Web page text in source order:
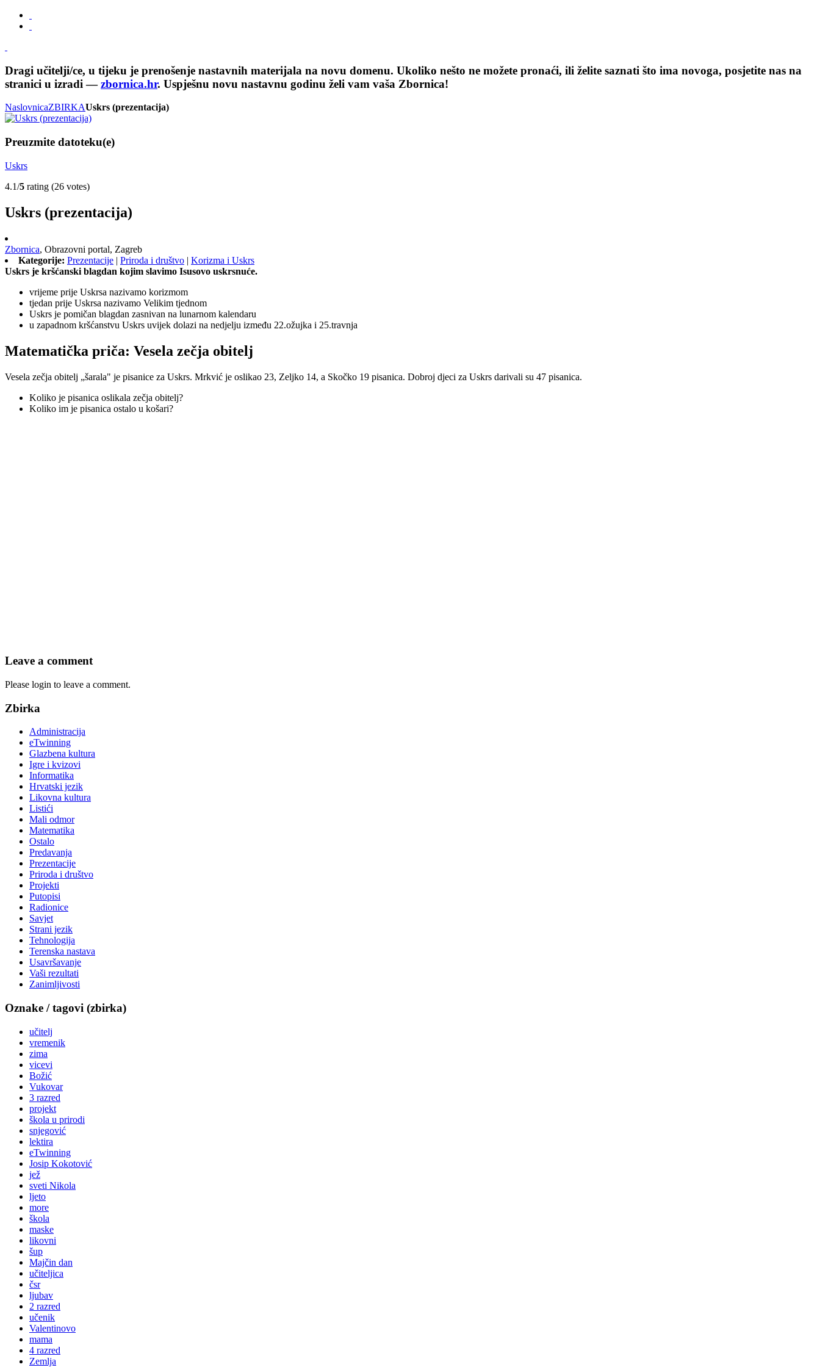
Dragi učitelji/ce, u tijeku je prenošenje nastavnih materijala na novu domenu. Ukoliko nešto ne možete pronaći, ili želite saznati što ima novoga, posjetite nas na
stranici u izradi —zbornica.hr. Uspješnu novu nastavnu godinu želi vam vaša Zbornica!
NaslovnicaZBIRKAUskrs (prezentacija)
Preuzmite datoteku(e)
Uskrs
4.1/5 rating (26 votes)
Uskrs (prezentacija)
Zbornica, Obrazovni portal, Zagreb
Kategorije: Prezentacije | Priroda i društvo | Korizma i Uskrs
Uskrs je kršćanski blagdan kojim slavimo Isusovo uskrsnuće.
vrijeme prije Uskrsa nazivamo korizmom
tjedan prije Uskrsa nazivamo Velikim tjednom
Uskrs je pomičan blagdan zasnivan na lunarnom kalendaru
u zapadnom kršćanstvu Uskrs uvijek dolazi na nedjelju između 22.ožujka i 25.travnja
Matematička priča: Vesela zečja obitelj
Vesela zečja obitelj „šarala" je pisanice za Uskrs. Mrkvić je oslikao 23, Zeljko 14, a Skočko 19 pisanica. Dobroj djeci za Uskrs darivali su 47 pisanica.
Koliko je pisanica oslikala zečja obitelj?
Koliko im je pisanica ostalo u košari?
Leave a comment
Please login to leave a comment.
Zbirka
Administracija
eTwinning
Glazbena kultura
Igre i kvizovi
Informatika
Hrvatski jezik
Likovna kultura
Listići
Mali odmor
Matematika
Ostalo
Predavanja
Prezentacije
Priroda i društvo
Projekti
Putopisi
Radionice
Savjet
Strani jezik
Tehnologija
Terenska nastava
Usavršavanje
Vaši rezultati
Zanimljivosti
Oznake / tagovi (zbirka)
učitelj
vremenik
zima
vicevi
Božić
Vukovar
3 razred
projekt
škola u prirodi
snjegović
lektira
eTwinning
Josip Kokotović
jež
sveti Nikola
ljeto
more
škola
maske
likovni
šup
Majčin dan
učiteljica
čsr
ljubav
2 razred
učenik
Valentinovo
mama
4 razred
Zemlja